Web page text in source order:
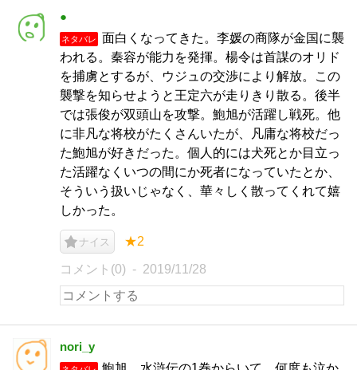
●
ネタバレ
面白くなってきた。李媛の商隊が金国に襲
われる。秦容が能力を発揮。楊令は首謀のオリド
を捕虜とするが、ウジュの交渉により解放。この
襲撃を知らせようと王定六が走りきり散る。後半
では張俊が双頭山を攻撃。鮑旭が活躍し戦死。他
に非凡な将校がたくさんいたが、凡庸な将校だっ
た鮑旭が好きだった。個人的には犬死とか目立っ
た活躍なくいつの間にか死者になっていたとか、
そういう扱いじゃなく、華々しく散ってくれて嬉
しかった。
ナイス ★2
コメント(0) 2019/11/28
nori_y